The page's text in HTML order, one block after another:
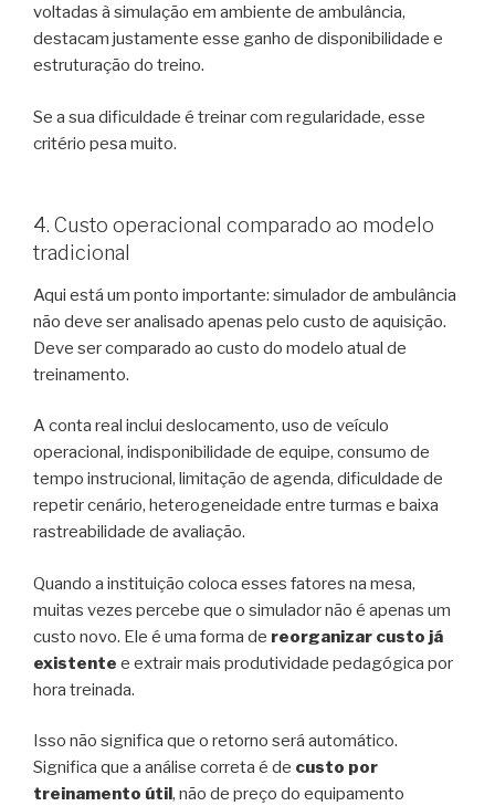
voltadas à simulação em ambiente de ambulância,
destacam justamente esse ganho de disponibilidade e
estruturação do treino.
Se a sua dificuldade é treinar com regularidade, esse
critério pesa muito.
4. Custo operacional comparado ao modelo
tradicional
Aqui está um ponto importante: simulador de ambulância
não deve ser analisado apenas pelo custo de aquisição.
Deve ser comparado ao custo do modelo atual de
treinamento.
A conta real inclui deslocamento, uso de veículo
operacional, indisponibilidade de equipe, consumo de
tempo instrucional, limitação de agenda, dificuldade de
repetir cenário, heterogeneidade entre turmas e baixa
rastreabilidade de avaliação.
Quando a instituição coloca esses fatores na mesa,
muitas vezes percebe que o simulador não é apenas um
custo novo. Ele é uma forma de reorganizar custo já
existente e extrair mais produtividade pedagógica por
hora treinada.
Isso não significa que o retorno será automático.
Significa que a análise correta é de custo por
treinamento útil , não de preço do equipamento